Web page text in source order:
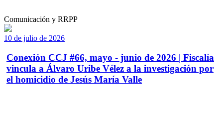
Comunicación y RRPP
10 de julio de 2026
Conexión CCJ #66, mayo - junio de 2026 | Fiscalía
vincula a Álvaro Uribe Vélez a la investigación por
el homicidio de Jesús María Valle